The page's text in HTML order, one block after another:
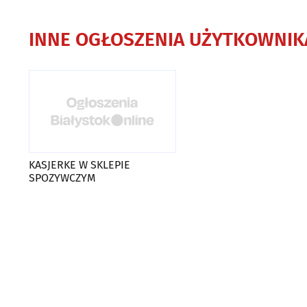
INNE OGŁOSZENIA
KASJERKE W SKLEPIE
SPOZYWCZYM